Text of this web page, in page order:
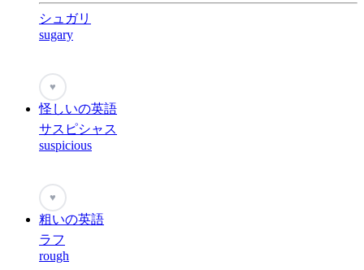
シュガリ
sugary
♥
怪しいの英語
サスピシャス
suspicious
♥
粗いの英語
ラフ
rough